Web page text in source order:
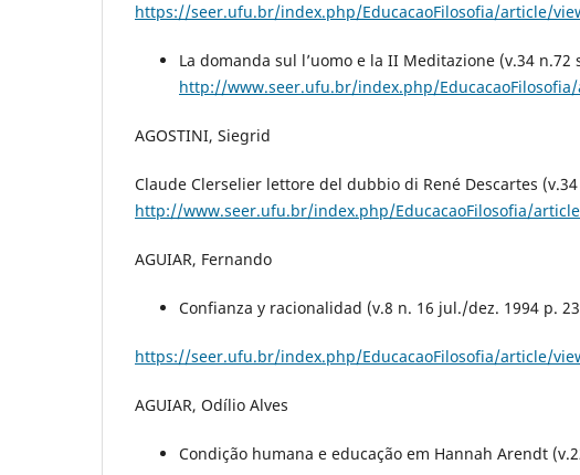
https://seer.ufu.br/index.php/EducacaoFilosofia/article/
La domanda sul l’uomo e la II Meditazione (v.34 n.72
http://www.seer.ufu.br/index.php/
AGOSTINI, Siegrid
Claude Clerselier lettore del dubbio di René Descartes
http://www.seer.ufu.br/index.php/EducacaoFilosofia/
AGUIAR, Fernando
Confianza y racionalidad (v.8 n. 16 jul./dez. 1994 p.
https://seer.ufu.br/index.php/EducacaoFilosofia/article/
AGUIAR, Odílio Alves
Condição humana e educação em Hannah Arendt